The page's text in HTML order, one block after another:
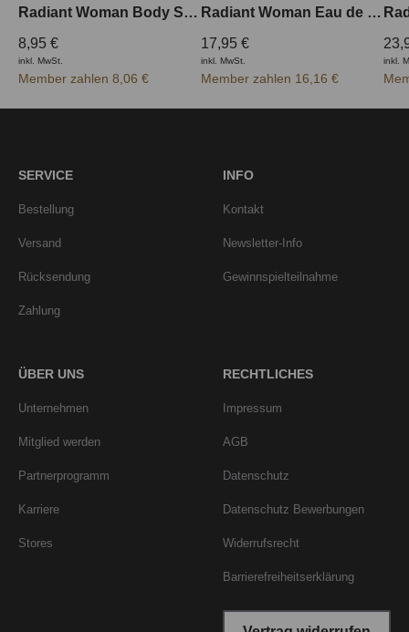
Radiant Woman Body Splash 250 ml
8,95 €
inkl. MwSt.
Member zahlen 8,06 €
Radiant Woman Eau de Parfum 30 ml
17,95 €
inkl. MwSt.
Member zahlen 16,16 €
inkl.
SERVICE
Bestellung
Versand
Rücksendung
Zahlung
INFO
Kontakt
Newsletter-Info
Gewinnspielteilnahme
ÜBER UNS
Unternehmen
Mitglied werden
Partnerprogramm
Karriere
Stores
RECHTLICHES
Impressum
AGB
Datenschutz
Datenschutz Bewerbungen
Widerrufsrecht
Barrierefreiheitserklärung